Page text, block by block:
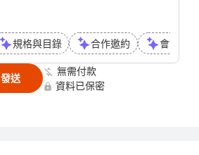
規格與目錄 合作邀約 會議或
發送
無需付款
資料已保密